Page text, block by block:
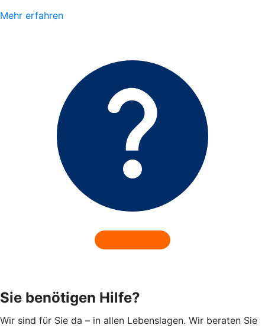
Mehr erfahren
Sie benötigen Hilfe?
Wir sind für Sie da – in allen Lebenslagen. Wir beraten Sie